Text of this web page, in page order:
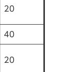
20
40
20